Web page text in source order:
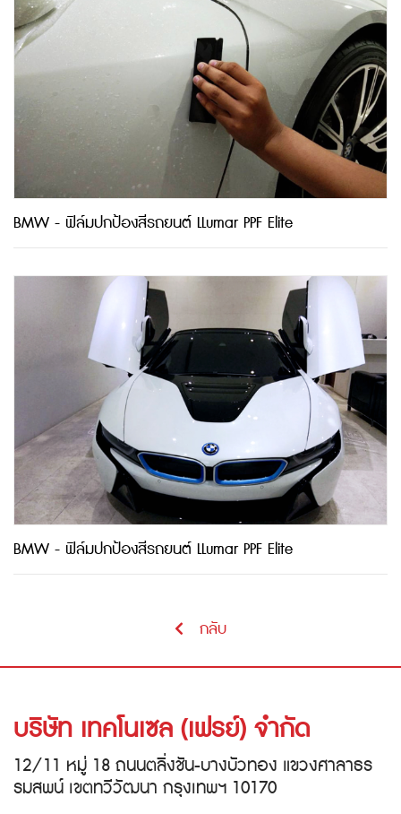
BMW - ฟิล์มปกป้องสีรถยนต์ LLumar PPF Elite
BMW - ฟิล์มปกป้องสีรถยนต์ LLumar PPF Elite
กลับ
บริษัท เทคโนเซล (เฟรย์) จำกัด
12/11 หมู่ 18 ถนนตลิ่งชัน-บางบัวทอง แขวงศาลาธร
รมสพน์ เขตทวีวัฒนา กรุงเทพฯ 10170